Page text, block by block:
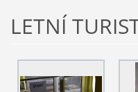
LETNÍ